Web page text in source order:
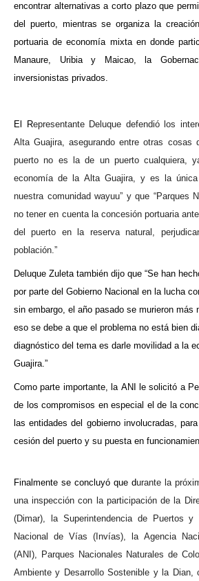
encontrar alternativas a corto plazo que
del puerto, mientras se organiza la
portuaria de economía mixta en donde
Manaure, Uribia y Maicao, la
inversionistas privados.
El Representante Deluque defendió los
Alta Guajira, asegurando entre otras cosas
puerto no es la de un puerto cualquiera,
economía de la Alta Guajira, y es la
nuestra comunidad wayuu” y que “Parques
no tener en cuenta la concesión portuaria
del puerto en la reserva natural,
población.”
Deluque Zuleta también dijo que “Se han
por parte del Gobierno Nacional en la lucha
sin embargo, el año pasado se murieron más
eso se debe a que el problema no está bien
diagnóstico del tema es darle movilidad a la
Guajira.”
Como parte importante, la ANI le solicitó a
de los compromisos en especial el de la
las entidades del gobierno involucradas,
cesión del puerto y su puesta en
Finalmente se concluyó que durante la
una inspección con la participación de la
(Dimar), la Superintendencia de Puertos y
Nacional de Vías (Invías), la Agencia
(ANI), Parques Nacionales Naturales de
Ambiente y Desarrollo Sostenible y la Dian,